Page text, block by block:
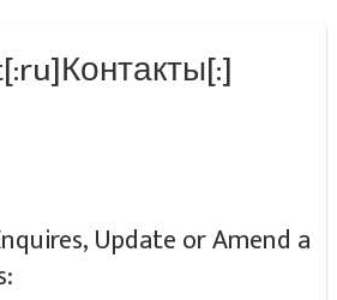
Update or Amend a